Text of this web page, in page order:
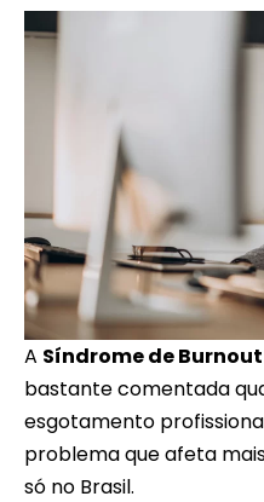
A Síndrome de Burnout
bastante comentada
esgotamento
problema que afeta
só no Brasil.